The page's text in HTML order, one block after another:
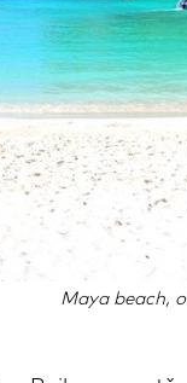
Maya beach,